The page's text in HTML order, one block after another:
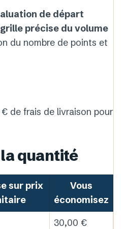
de départ
grille précise du volume
du nombre de points et
de frais de livraison pour
quantité
sur prix
Vous
économisez
30,00 €